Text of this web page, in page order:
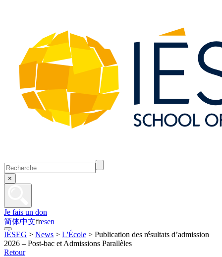
×
Je fais un don
简体中文fresen
IÉSEG > News > L'École > Publication des résultats d’admission
2026 – Post-bac et Admissions Parallèles
Retour